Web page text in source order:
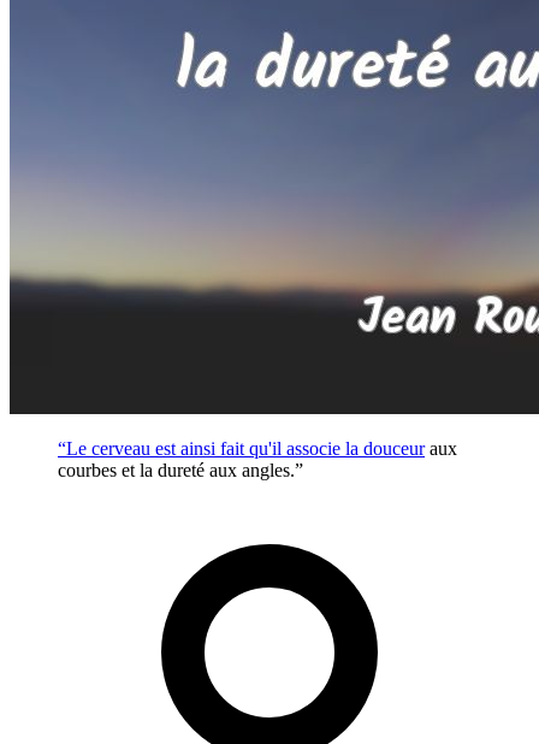
“Le cerveau est ainsi fait qu'il associe la douceuraux
courbes et la dureté aux angles.”